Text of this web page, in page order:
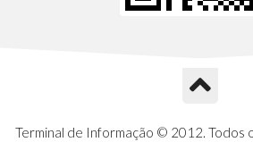
Terminal de Informação © 2012. Todos